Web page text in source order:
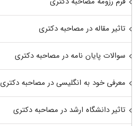
تاثیر مقاله در مصاحبه دکتری
سوالات پایان نامه در مصاحبه دکتری
معرفی خود به انگلیسی در مصاحبه دکتری
تاثیر دانشگاه ارشد در مصاحبه دکتری